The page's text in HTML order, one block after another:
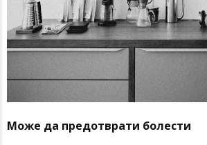
Може да предотврати болести